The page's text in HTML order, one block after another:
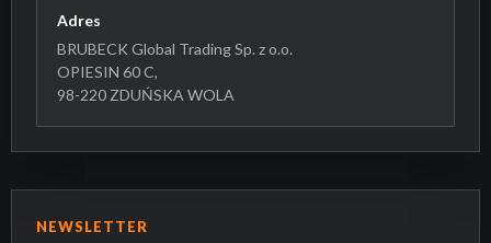
Adres
BRUBECK Global Trading Sp. z o.o.
OPIESIN 60 C,
98-220 ZDUŃSKA WOLA
NEWSLETTER